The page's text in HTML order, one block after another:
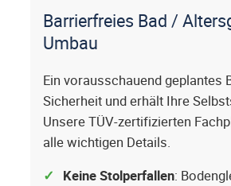
Barrierfreies Bad /
Umbau
Ein vorausschauend geplantes
Sicherheit und erhält Ihre
Unsere TÜV-zertifizierten
alle wichtigen Details.
Keine Stolperfallen: